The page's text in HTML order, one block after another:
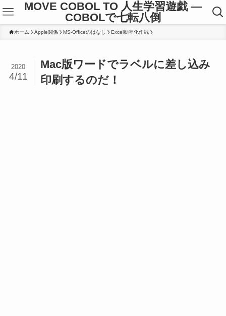
MOVE COBOL TO 人生学習遊戯 ―
COBOLで七転八倒
ホーム Apple関係 MS-Officeのはなし Excel効率化作戦
Mac版ワードでラベルに差し込み
印刷するのだ！
2020
4/11